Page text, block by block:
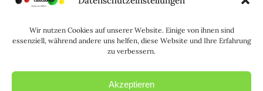
Wir nutzen Cookies auf unserer Website. Einige von ihnen sind
essenziell, während andere uns helfen, diese Website und Ihre Erfahrung
zu verbessern.
Akzeptieren